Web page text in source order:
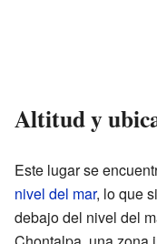
Altitud y
Este lugar se
nivel del mar, lo que
debajo del nivel del